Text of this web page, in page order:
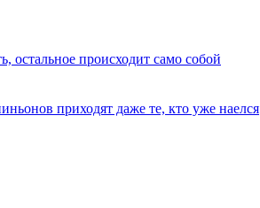
происходит само собой
приходят даже те, кто уже наелся